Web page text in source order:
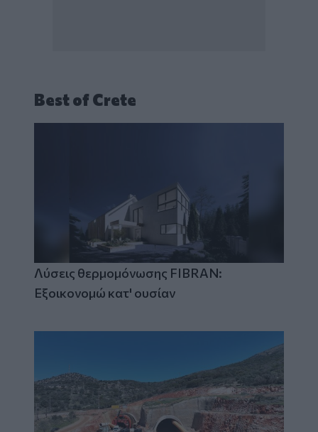
Best of Crete
Λύσεις θερμομόνωσης FIBRAN:
Εξοικονομώ κατ' ουσίαν